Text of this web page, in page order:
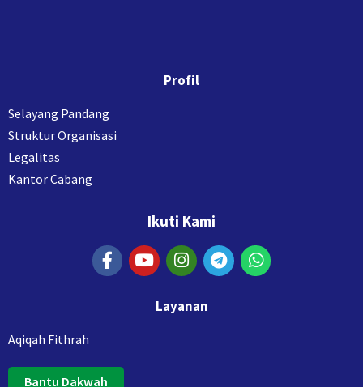
Profil
Selayang Pandang
Struktur Organisasi
Legalitas
Kantor Cabang
Ikuti Kami
Layanan
Aqiqah Fithrah
Bantu Dakwah